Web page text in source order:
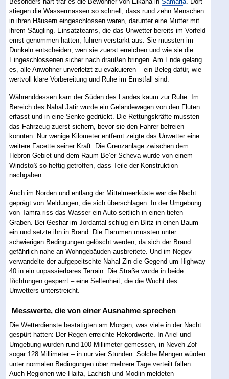
stiegen die Wassermassen so schnell, dass rund zehn Menschen
in ihren Häusern eingeschlossen waren, darunter eine Mutter mit
ihrem Säugling. Einsatzteams, die das Unwetter bereits im Vorfeld
ernst genommen hatten, fuhren verstärkt aus. Sie mussten im
Dunkeln entscheiden, wen sie zuerst erreichen und wie sie die
Eingeschlossenen sicher nach draußen bringen. Am Ende gelang
es, alle Anwohner unverletzt zu evakuieren – ein Beleg dafür, wie
wertvoll klare Vorbereitung und Ruhe im Ernstfall sind.
Währenddessen kam der Süden des Landes kaum zur Ruhe. Im
Bereich des Nahal Jatir wurde ein Geländewagen von den Fluten
erfasst und in eine Senke gedrückt. Die Rettungskräfte mussten
das Fahrzeug zuerst sichern, bevor sie den Fahrer befreien
konnten. Nur wenige Kilometer entfernt zeigte das Unwetter eine
weitere Facette seiner Kraft: Die Grenzanlage zwischen dem
Hebron-Gebiet und dem Raum Be’er Scheva wurde von einem
Windstoß so heftig getroffen, dass Teile der Konstruktion
nachgaben.
Auch im Norden und entlang der Mittelmeerküste war die Nacht
geprägt von Meldungen, die sich überschlagen. In der Umgebung
von Tamra riss das Wasser ein Auto seitlich in einen tiefen
Graben. Bei Geshar im Jordantal schlug ein Blitz in einen Baum
ein und setzte ihn in Brand. Die Flammen mussten unter
schwierigen Bedingungen gelöscht werden, da sich der Brand
gefährlich nahe an Wohngebäuden ausbreitete. Und im Negev
verwandelte der aufgepeitschte Nahal Zin die Gegend um Highway
40 in ein unpassierbares Terrain. Die Straße wurde in beide
Richtungen gesperrt – eine Seltenheit, die die Wucht des
Unwetters unterstreicht.
Messwerte, die von einer Ausnahme sprechen
Die Wetterdienste bestätigten am Morgen, was viele in der Nacht
gespürt hatten: Der Regen erreichte Rekordwerte. In Ariel und
Umgebung wurden rund 100 Millimeter gemessen, in Neveh Zof
sogar 128 Millimeter – in nur vier Stunden. Solche Mengen würden
unter normalen Bedingungen über mehrere Tage verteilt fallen.
Auch Regionen wie Haifa, Lachish und Modiin meldeten